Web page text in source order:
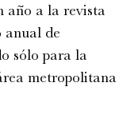
año a la revista
anual de
sólo para la
metropolitana